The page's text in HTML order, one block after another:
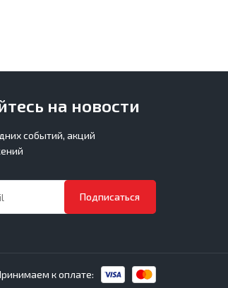
на новости
событий, акций
Подписаться
к оплате: